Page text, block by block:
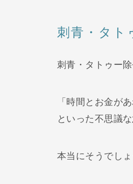
刺青・タト
刺青・タトゥー
「時間とお金が
といった不思議
本当にそうでしょ